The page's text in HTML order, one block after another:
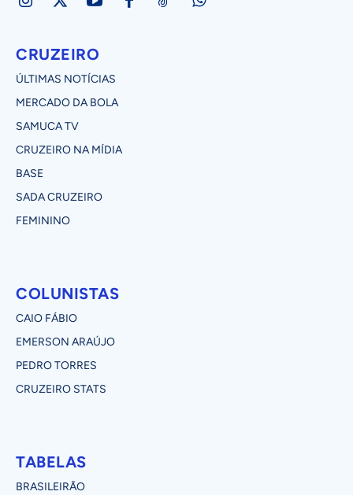
CRUZEIRO
ÚLTIMAS NOTÍCIAS
MERCADO DA BOLA
SAMUCA TV
CRUZEIRO NA MÍDIA
BASE
SADA CRUZEIRO
FEMININO
COLUNISTAS
CAIO FÁBIO
EMERSON ARAÚJO
PEDRO TORRES
CRUZEIRO STATS
TABELAS
BRASILEIRÃO